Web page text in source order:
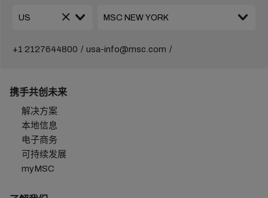
+1 2127644800 usa-info@msc.com
携手共创未来
解决方案
本地信息
电子商务
可持续发展
myMSC